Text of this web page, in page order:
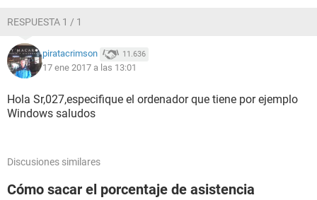
RESPUESTA 1 / 1
piratacrimson 11.636
17 ene 2017 a las 13:01
Hola Sr,027,especifique el ordenador que tiene por ejemplo
Windows saludos
Discusiones similares
Cómo sacar el porcentaje de asistencia